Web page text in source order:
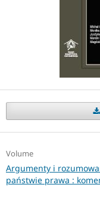
Volume
Argumenty i
państwie prawa :